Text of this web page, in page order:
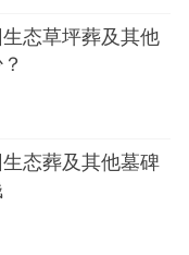
其清新脱俗的荷
尚品格，为故
庭苑式设计，碑
态草坪葬及其他
态葬及其他墓碑